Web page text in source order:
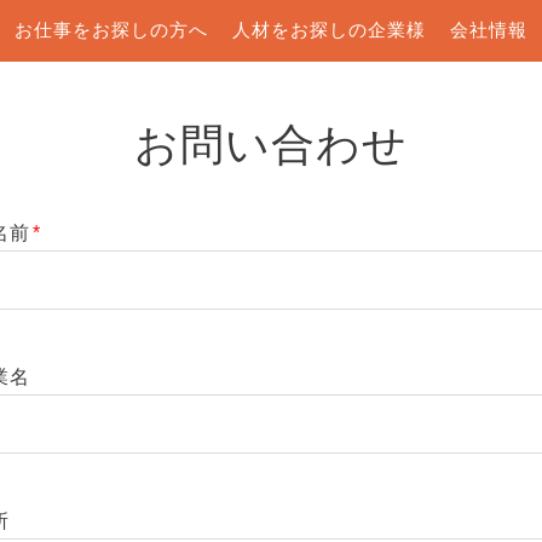
お仕事をお探しの方へ 人材をお探しの企業様 会社情報
お問い合わせ
前*
名